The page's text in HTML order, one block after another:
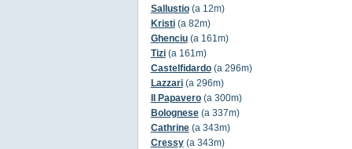
Sallustio(a 12m)
Kristi(a 82m)
Ghenciu(a 161m)
Tizi(a 161m)
Castelfidardo(a 296m)
Lazzari(a 296m)
Il Papavero(a 300m)
Bolognese(a 337m)
Cathrine(a 343m)
Cressy(a 343m)